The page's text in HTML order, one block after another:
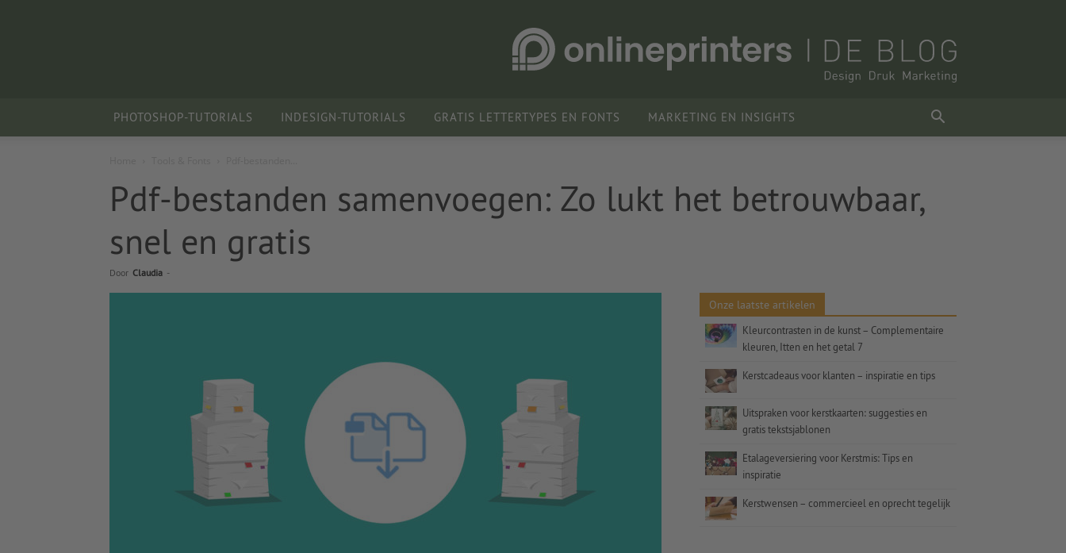
PHOTOSHOP-TUTORIALS INDESIGN-TUTORIALS GRATIS LETTERTYPES EN FONTS MARKETING EN INSIGHTS
Pdf-bestanden samenvoegen: Zo lukt het betrouwbaar,
snel en gratis
Door Claudia -
Onze laatste artikelen
Kleurcontrasten in de kunst – Complementaire
kleuren, Itten en het getal 7
Kerstcadeaus voor klanten – inspiratie en tips
Uitspraken voor kerstkaarten: suggesties en
gratis tekstsjablonen
Etalageversiering voor Kerstmis: Tips en
inspiratie
Kerstwensen – commercieel en oprecht tegelijk